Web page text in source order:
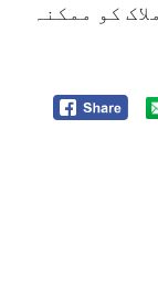
کو ممکنہ